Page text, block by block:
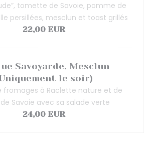
tomette de Savoie, pomme de
persillées, mesclun et toast grillés
22,00 EUR
Savoyarde, Mesclun
le soir)
fromages à Raclette nature et de
Savoie avec sa salade verte
24,00 EUR